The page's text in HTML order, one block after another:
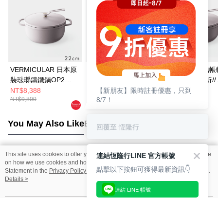
VERMICULAR 日本原
裝琺瑯鑄鐵鍋OP2
22cm (雲彩粉)
NT$8,388
NT$9,800
VERMICULAR 日本原
裝琺瑯鑄鐵鍋OP2
26cm (雲彩粉)
NT$12,800
【福利品】//結帳
VMB8001享7折//
Vermicular 日本
NT$9,800
You May Also LikeBest Sellers
Popular Tags
This site uses cookies to offer you a better browsing experience. Find out more
on how we use cookies and how you can change your settings on the Cookie
Statement in the Privacy Policy
of this website. By browsing the website, you
agree to our use of cookies as described in our Cookie Statement.
Details >
【新朋友】限時註冊優惠，只到
8/7！
回覆至 恆隆行
連結恆隆行LINE 官方帳號
點擊以下按鈕可獲得最新資訊👇
連結 LINE 帳號